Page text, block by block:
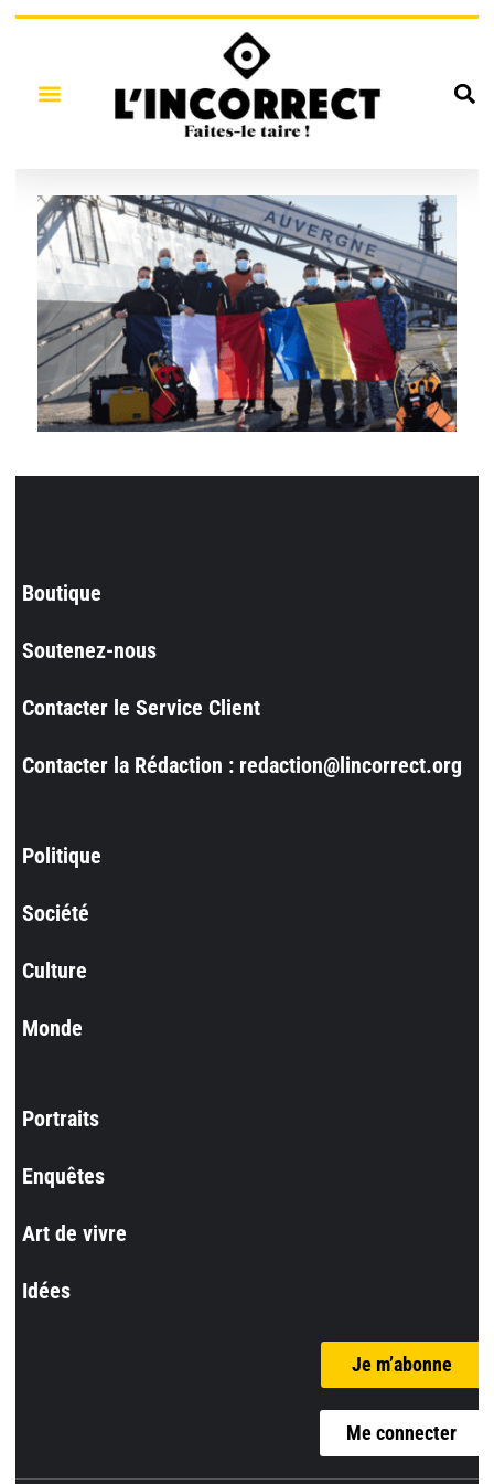
Boutique
Soutenez-nous
Contacter le Service Client
Contacter la Rédaction : redaction@lincorrect.org
Politique
Société
Culture
Monde
Portraits
Enquêtes
Art de vivre
Idées
Je m’abonne
Me connecter